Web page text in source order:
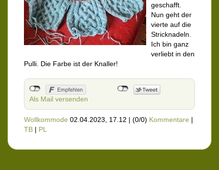
geschafft.
Nun geht der
vierte auf die
Stricknadeln.
Ich bin ganz
verliebt in den
Pulli. Die Farbe ist der Knaller!
Als Mail versenden
Wollkommode 02.04.2023, 17.12 | (0/0) Kommentare |
TB | PL